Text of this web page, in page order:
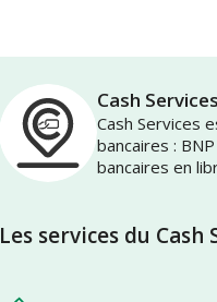
Cash
Cash Services
bancaires :
bancaires en
Les services du Cash